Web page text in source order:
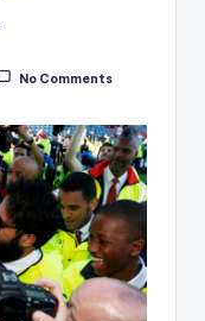
No Comments